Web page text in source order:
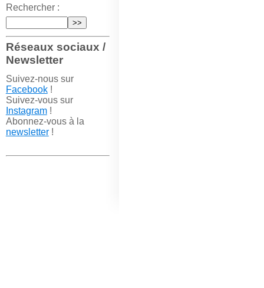
Rechercher :
Réseaux sociaux /
Newsletter
Suivez-nous sur
Facebook!
Suivez-vous sur
Instagram!
Abonnez-vous à la
newsletter!